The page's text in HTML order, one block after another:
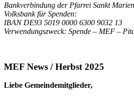
Bankverbindung der Pfarrei Sankt
Volksbank für Spenden:
IBAN DE93 5019 0000 6300 9032 13
Verwendungszweck: Spende – MEF –
MEF News / Herbst 2025
Liebe Gemeindemitglieder,